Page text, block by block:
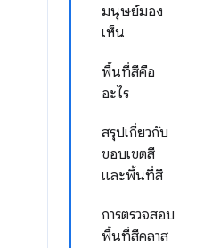
มนุษย์มอง
เห็น
พื้นที่สีคือ
อะไร
สรุปเกี่ยวกับ
ขอบเขตสี
และพื้นที่สี
การตรวจสอบ
พื้นที่สีคลาส